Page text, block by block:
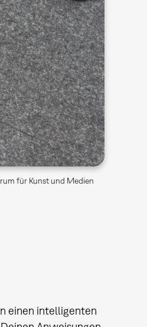
für Kunst und Medien
einen intelligenten